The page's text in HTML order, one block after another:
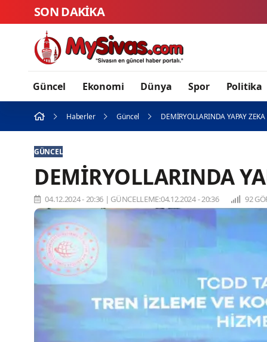
SON DAKİKA
Güncel Ekonomi Dünya Spor Politika
Haberler Güncel DEMİRYOLLARINDA YAPAY
GÜNCEL
DEMİRYOLLARINDA
04.12.2024 - 20:36 | GÜNCELLEME:04.12.2024 - 20:36 92